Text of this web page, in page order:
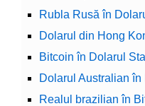
Rubla Rusă în
Dolarul din Hong
Bitcoin în Dolarul
Dolarul Australian în
Realul brazilian în